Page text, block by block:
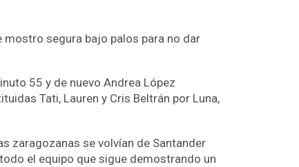
mostro segura bajo palos para no dar
55 y de nuevo Andrea López
Tati, Lauren y Cris Beltrán por Luna,
zaragozanas se volvían de Santander
el equipo que sigue demostrando un